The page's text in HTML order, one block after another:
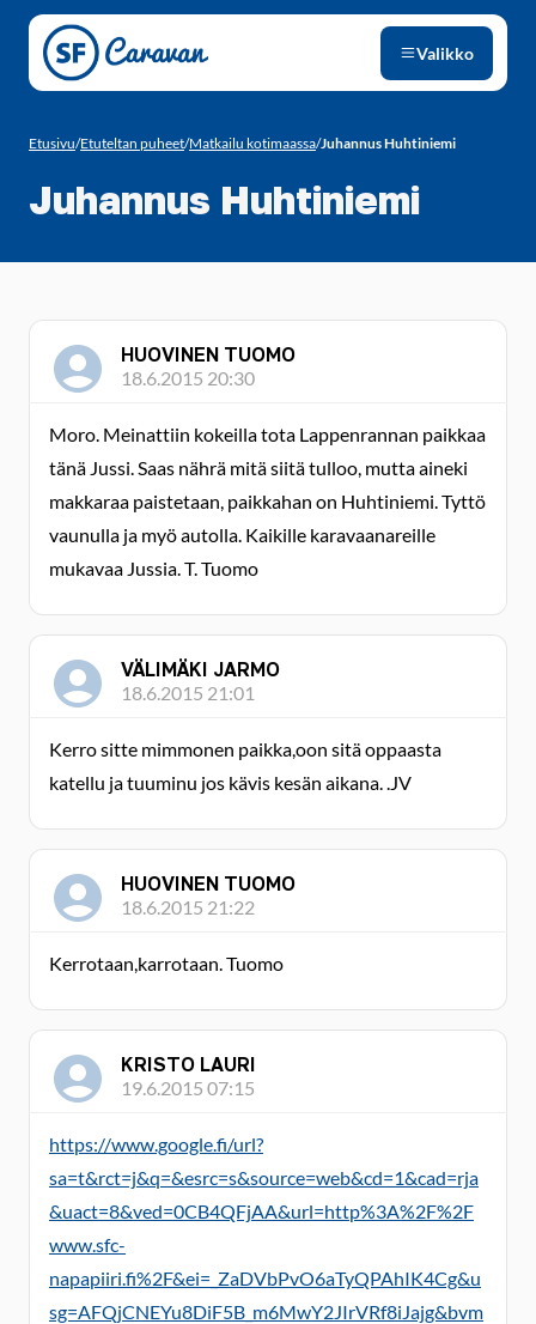
Siirry sivun sisältöön
Valikko
Etusivu/Etuteltan puheet/Matkailu kotimaassa/Juhannus Huhtiniemi
Juhannus Huhtiniemi
HUOVINEN TUOMO
18.6.2015 20:30
Moro. Meinattiin kokeilla tota Lappenrannan paikkaa
tänä Jussi. Saas nährä mitä siitä tulloo, mutta aineki
makkaraa paistetaan, paikkahan on Huhtiniemi. Tyttö
vaunulla ja myö autolla. Kaikille karavaanareille
mukavaa Jussia. T. Tuomo
VÄLIMÄKI JARMO
18.6.2015 21:01
Kerro sitte mimmonen paikka,oon sitä oppaasta
katellu ja tuuminu jos kävis kesän aikana. .JV
HUOVINEN TUOMO
18.6.2015 21:22
Kerrotaan,karrotaan. Tuomo
KRISTO LAURI
19.6.2015 07:15
https://www.google.fi/url?
sa=t&rct=j&q=&esrc=s&source=web&cd=1&cad=rja
&uact=8&ved=0CB4QFjAA&url=http%3A%2F%2F
www.sfc-
napapiiri.fi%2F&ei=_ZaDVbPvO6aTyQPAhIK4Cg&u
sg=AFQjCNEYu8DiF5B_m6MwY2JIrVRf8iJajg&bvm